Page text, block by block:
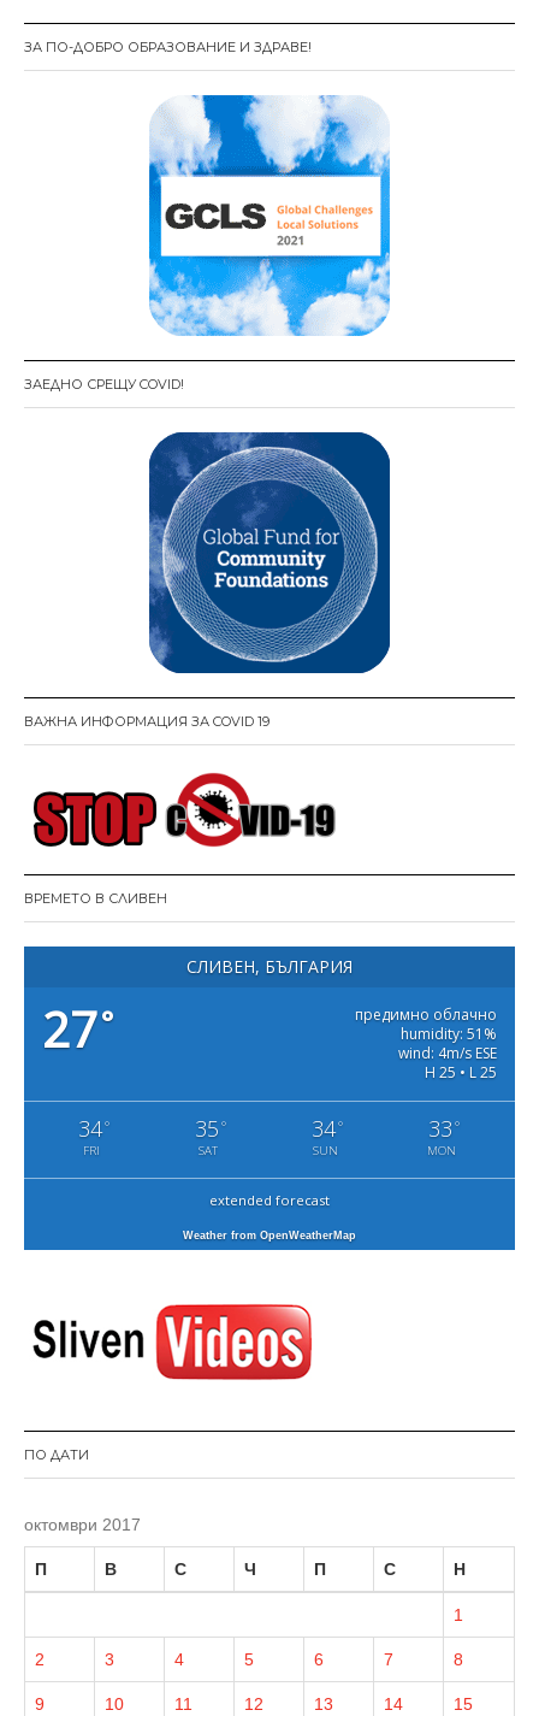
ц
и
ЗА ПО-ДОБРО ОБРАЗОВАНИЕ И ЗДРАВЕ!
ЗАЕДНО СРЕЩУ COVID!
ВАЖНА ИНФОРМАЦИЯ ЗА COVID 19
ВРЕМЕТО В СЛИВЕН
СЛИВЕН, БЪЛГАРИЯ
27°
предимно облачно
humidity: 51%
wind: 4m/s ESE
H 25 • L 25
34°
FRI
35 °
SAT
34°
SUN
33 °
MON
extended forecast
Weather from OpenWeatherMap
ПО ДАТИ
октомври 2017
П В С Ч П С Н
1
2 3 4 5 6 7 8
9 10 11 12 13 14 15